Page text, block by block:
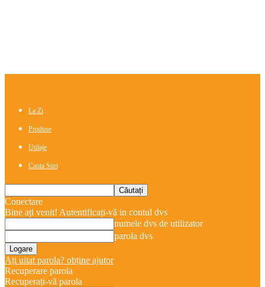
La Zi
Produse
Utilaje
Cauta Stiri
Conectare
Bine ați venit! Autentificați-vă in contul dvs
numele dvs de utilizator
parola dvs
Ați uitat parola? obține ajutor
Recuperare parola
Recuperați-vă parola